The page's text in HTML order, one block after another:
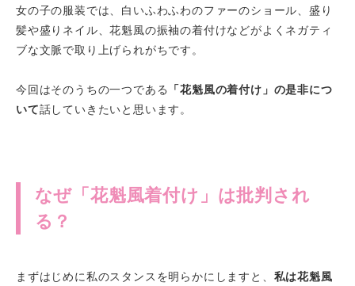
女の子の服装では、白いふわふわのファーのショール、盛り
髪や盛りネイル、花魁風の振袖の着付けなどがよくネガティ
ブな文脈で取り上げられがちです。
今回はそのうちの一つである 「花魁風の着付け」の是非につ
いて話していきたいと思います。
なぜ「花魁風着付け」は批判され
る？
まずはじめに私のスタンスを明らかにしますと、 私は花魁風